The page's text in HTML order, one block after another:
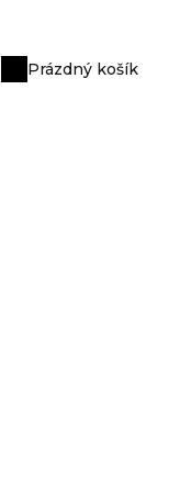
Nákupní
Prázdný košík